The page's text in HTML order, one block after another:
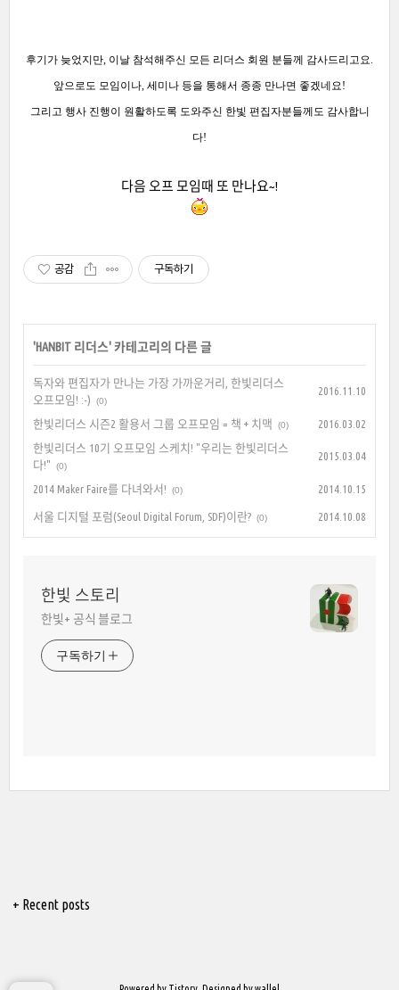
후기가 늦었지만, 이날 참석해주신 모든 리더스 회원 분들께 감사드리고요.
앞으로도 모임이나, 세미나 등을 통해서 종종 만나면 좋겠네요!
그리고 행사 진행이 원활하도록 도와주신 한빛 편집자분들께도 감사합니
다!
다음 오프 모임때 또 만나요~!
공감 구독하기
'HANBIT 리더스' 카테고리의 다른 글
독자와 편집자가 만나는 가장 가까운거리, 한빛리더스
오프모임! :-)
(0)
2016.11.10
한빛리더스 시즌2 활용서 그룹 오프모임 = 책 + 치맥 (0)
2016.03.02
한빛리더스 10기 오프모임 스케치! "우리는 한빛리더스
다!"
(0)
2015.03.04
2014 Maker Faire를 다녀와서! (0) 2014.10.15
서울 디지털 포럼(Seoul Digital Forum, SDF)이란? (0) 2014.10.08
한빛 스토리
한빛+ 공식 블로그
구독하기
+ Recent posts